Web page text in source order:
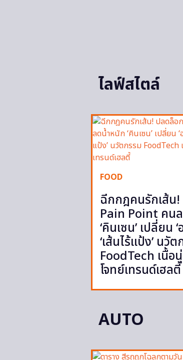
ไลฟ์สไตล์
FOOD
ฉีกกฎคนรักเส้น
Pain Point คน
‘คินเซน’ เปลี่ยน ‘
‘เส้นไร้แป้ง’ นวั
FoodTech เนื้อ
โจทย์เทรนด์เฮลตี้
AUTO